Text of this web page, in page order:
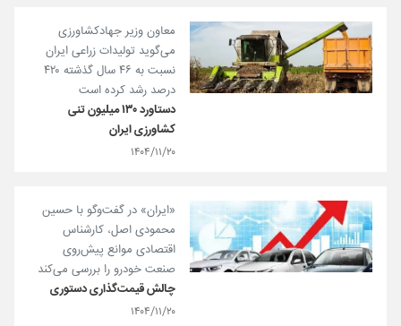
معاون وزیر جهادکشاورزی
می‌گوید تولیدات زراعی ایران
نسبت به ۴۶ سال گذشته ۴۲۰
درصد رشد کرده است
دستاورد ۱۳۰ میلیون تنی
کشاورزی ایران
۱۴۰۴/۱۱/۲۰
«ایران» در گفت‌و‌گو با حسین
محمودی اصل، کارشناس
اقتصادی موانع پیش‌روی
صنعت خودرو را بررسی می‌کند
چالش قیمت‌گذاری دستوری
۱۴۰۴/۱۱/۲۰